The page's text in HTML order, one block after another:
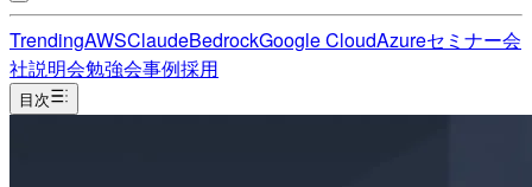
TrendingAWSClaudeBedrockGoogle CloudAzureセミナー会
社説明会勉強会事例採用
目次